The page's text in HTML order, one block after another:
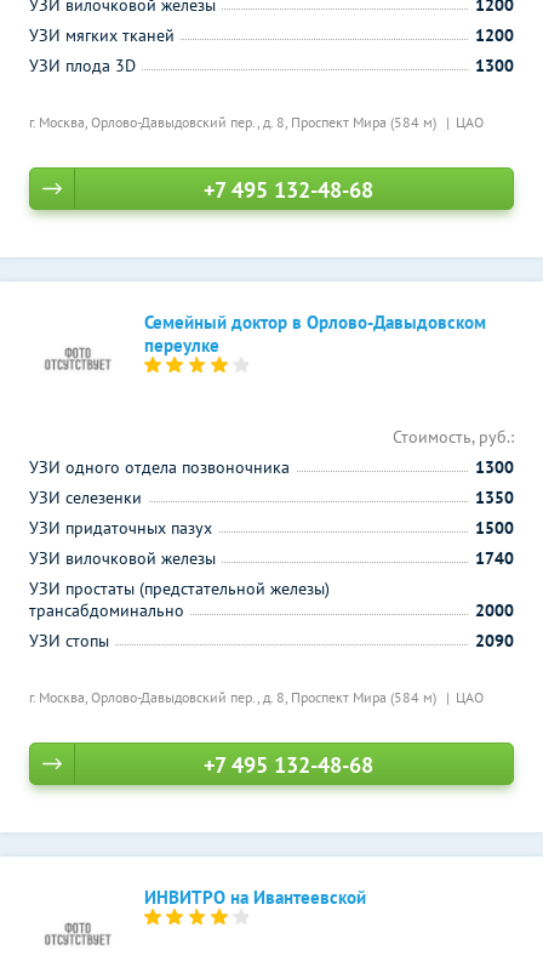
г. Москва, Орлово-Давыдовский пер., д. 8, Проспект Мира (584 м) ЦАО
УЗИ вилочковой железы
1200
УЗИ мягких тканей
1200
УЗИ плода 3D
1300
+7 495 132-48-68
Семейный доктор в Орлово-Давыдовском
переулке
г. Москва, Орлово-Давыдовский пер., д. 8, Проспект Мира (584 м) ЦАО
Стоимость, руб.:
УЗИ одного отдела позвоночника
1300
УЗИ селезенки
1350
УЗИ придаточных пазух
1500
УЗИ вилочковой железы
1740
УЗИ простаты (предстательной железы)
трансабдоминально
2000
УЗИ стопы
2090
+7 495 132-48-68
ИНВИТРО на Ивантеевской